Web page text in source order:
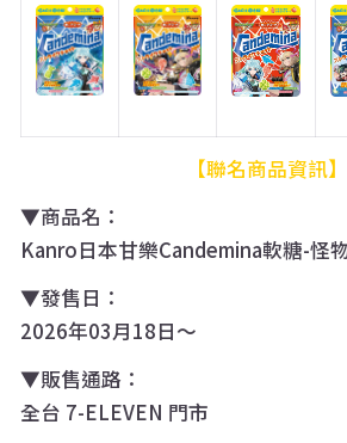
【聯名商品資訊】
▼商品名：
Kanro日本甘樂Candemina軟糖-怪
▼發售日：
2026年03月18日〜
▼販售通路：
全台 7-ELEVEN 門市